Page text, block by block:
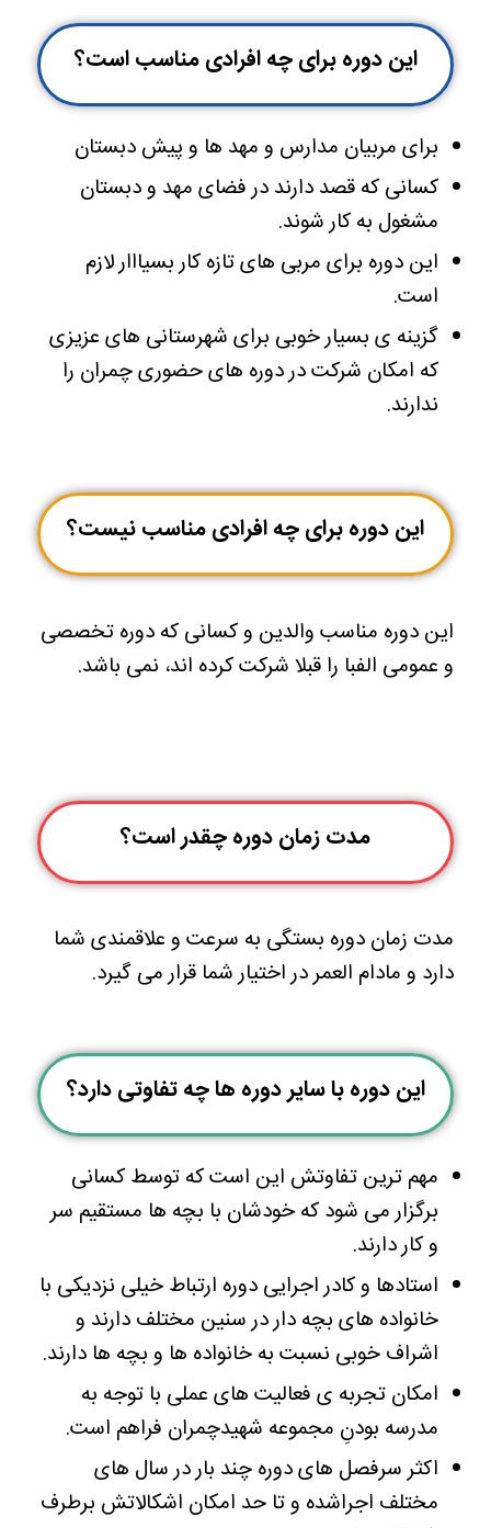
این دوره برای چه افرادی مناسب است؟
برای مربیان مدارس و مهد ها و پیش دبستان
کسانی که قصد دارند در فضای مهد و دبستان
مشغول به کار شوند.
این دوره برای مربی های تازه کار بسیااار لازم
است.
گزینه ی بسیار خوبی برایشهرستانی های عزیزی
که امکان شرکت در دوره های حضوری چمران را
ندارند.
این دوره برای چه افرادی مناسب نیست؟
این دوره مناسب والدین و کسانی که دوره تخصصی
و عمومی الفبا را قبلا شرکت کرده اند، نمی باشد.
مدت زمان دوره چقدر است؟
مدت زمان دوره بستگی به سرعت و علاقمندی شما
دارد و مادام العمر در اختیار شما قرار می گیرد.
این دوره با سایر دوره ها چه تفاوتی دارد؟
مهم ترین تفاوتش این است که توسط کسانی
برگزار می شود که خودشان با بچه ها مستقیم سر
و کار دارند.
استادها و کادر اجرایی دوره ارتباط خیلی نزدیکی با
خانواده های بچه دار در سنین مختلف دارند و
اشراف خوبی نسبت به خانواده ها و بچه ها دارند.
امکان تجربه ی فعالیت های عملی با توجه به
مدرسه بودنِ مجموعه شهیدچمران فراهم است.
اکثر سرفصل های دوره چند بار در سال های
مختلف اجراشده و تا حد امکان اشکالاتش برطرف